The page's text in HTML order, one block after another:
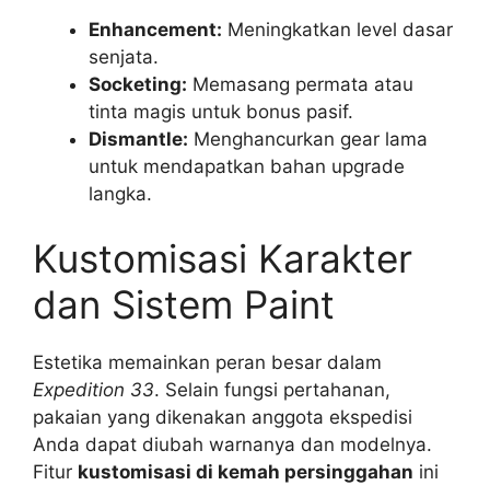
Enhancement: Meningkatkan level dasar
senjata.
Socketing: Memasang permata atau
tinta magis untuk bonus pasif.
Dismantle: Menghancurkan gear lama
untuk mendapatkan bahan upgrade
langka.
Kustomisasi Karakter
dan Sistem Paint
Estetika memainkan peran besar dalam
Expedition 33. Selain fungsi pertahanan,
pakaian yang dikenakan anggota ekspedisi
Anda dapat diubah warnanya dan modelnya.
Fitur kustomisasi di kemah persinggahan ini